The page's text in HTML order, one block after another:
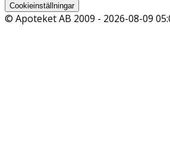
Cookieinställningar
© Apoteket AB 2009 - 2026-08-09